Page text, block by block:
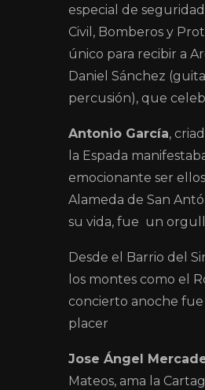
especial de
Civil, Bomberos y
único para recibir a
Daniel Sánchez
percusión), que
Antonio García,
la Espada
emocionante ser
Alameda de San
su vida, fue un
Desde el Barrio del
los montes como el
concierto anoche
placer
Jose Ángel
Mateos, ama la